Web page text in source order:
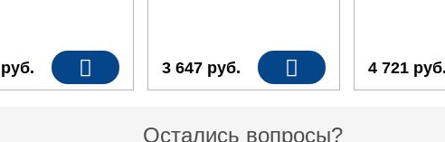
руб. 3 647 руб. 4 721 руб.
Остались вопросы?